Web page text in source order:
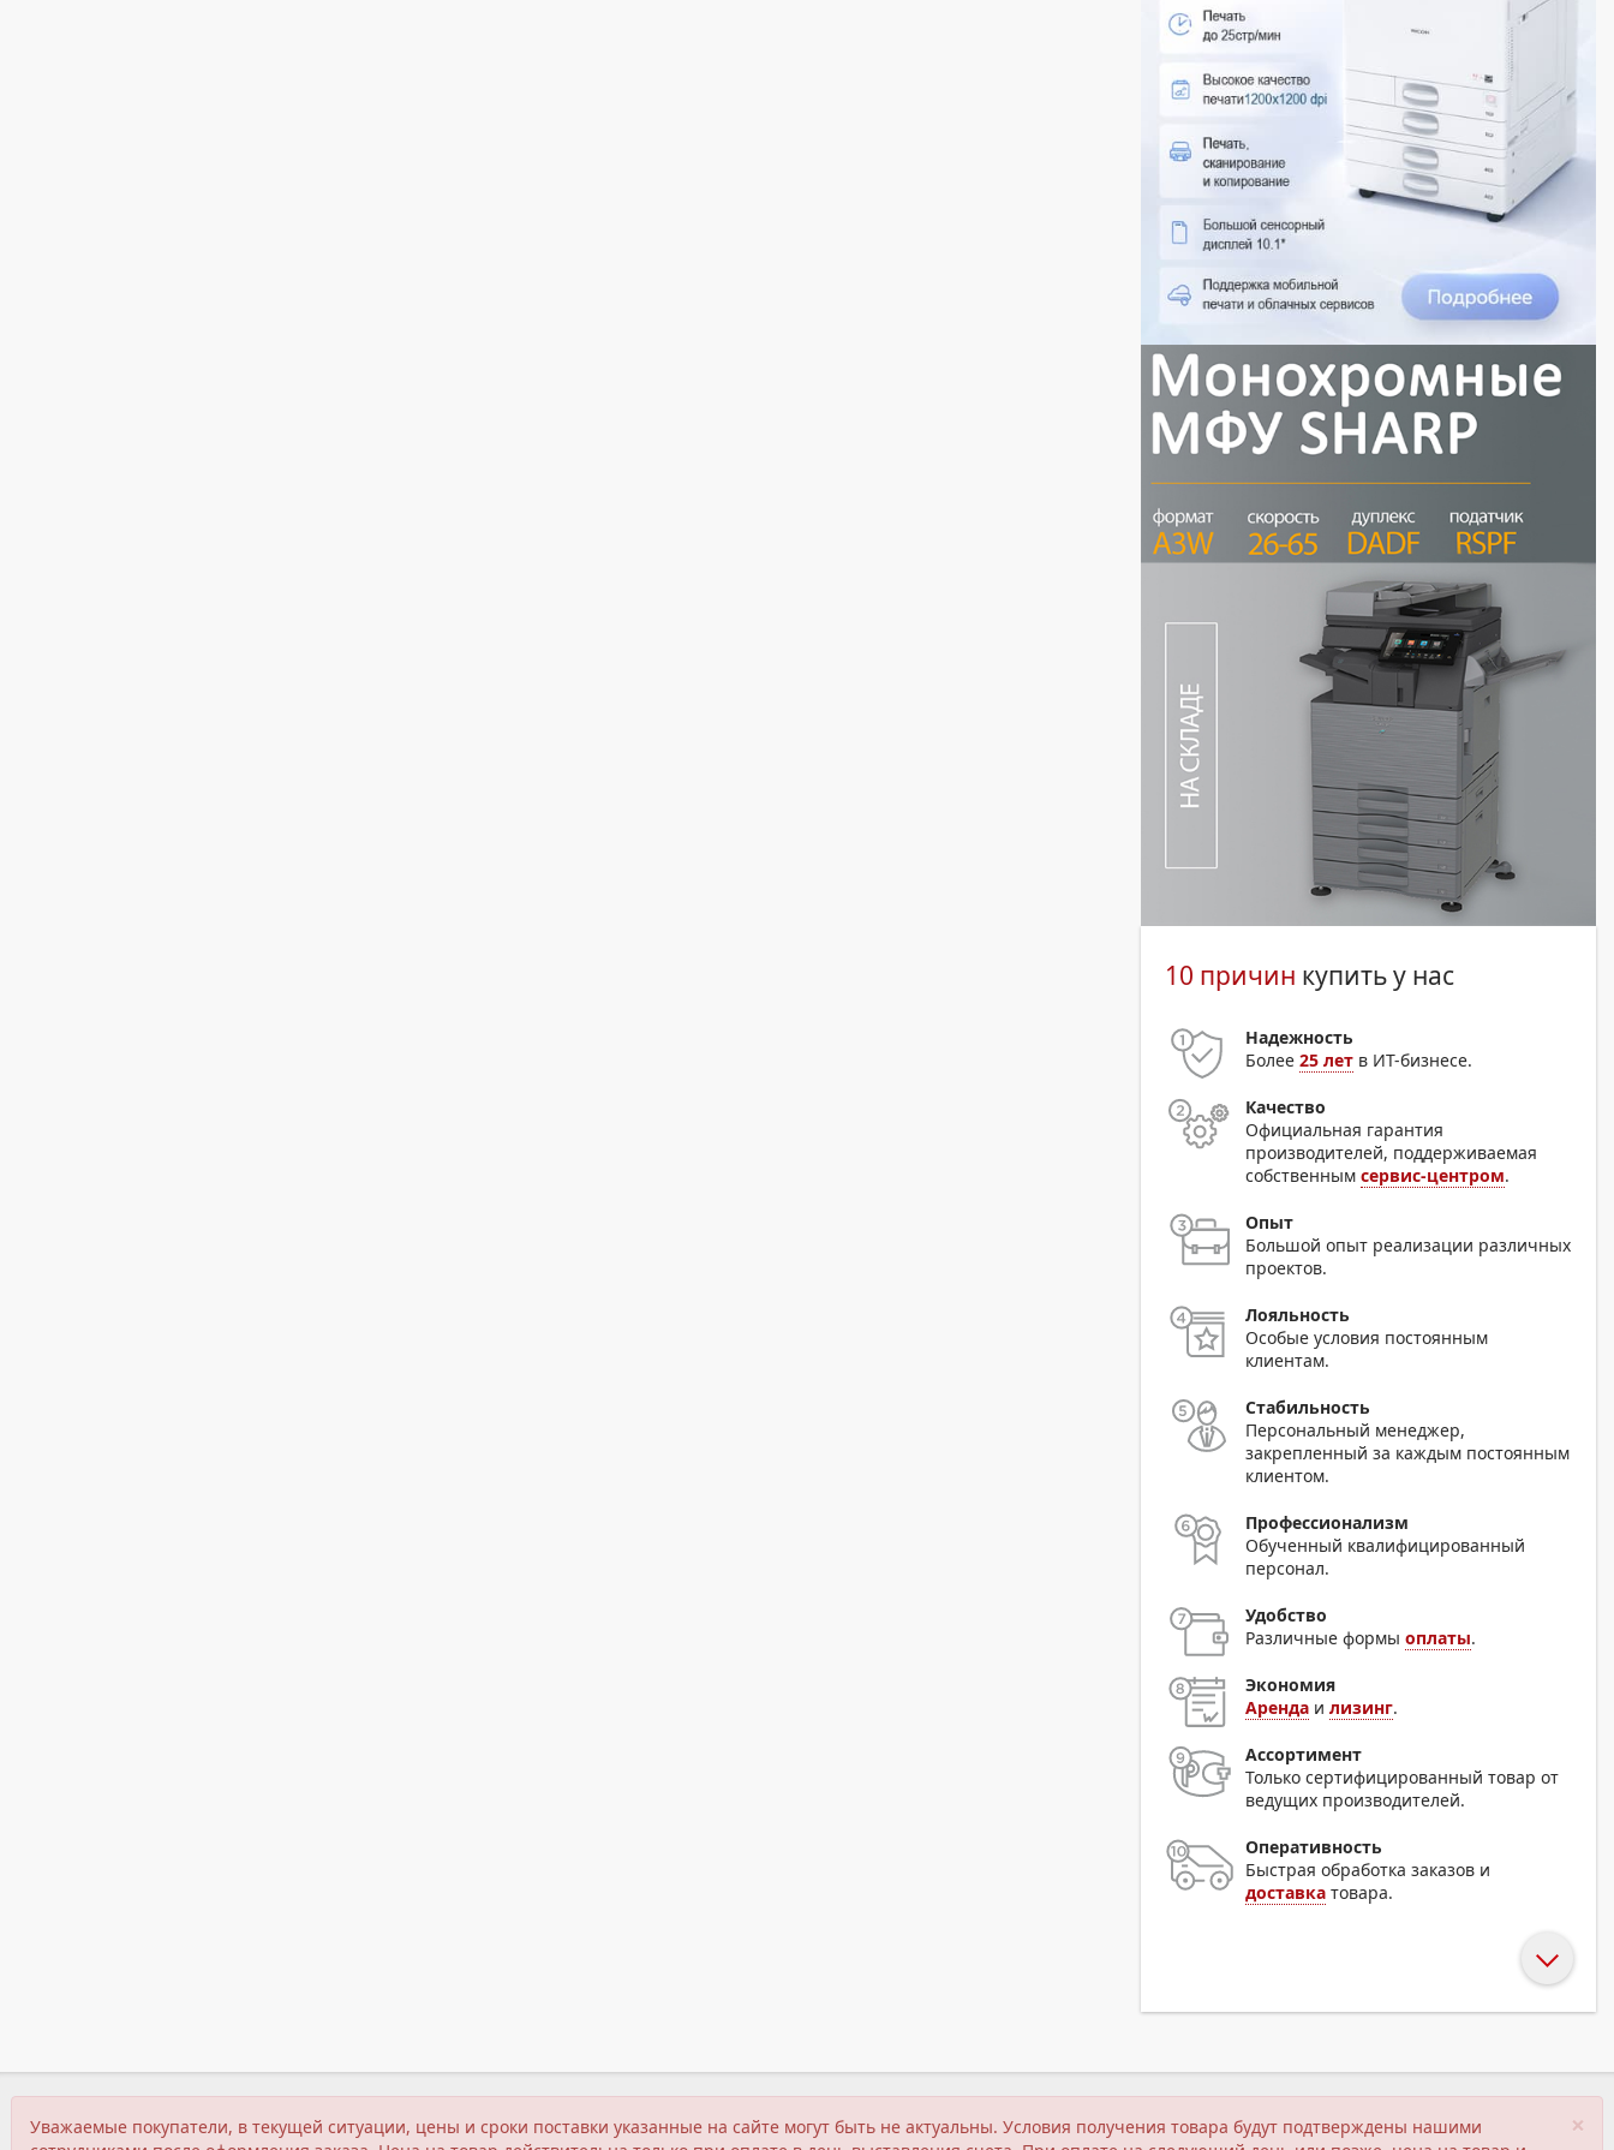
10 причин купить у нас
Надежность
Более25 лет в ИТ-бизнесе.
Качество
Официальная гарантия
производителей, поддерживаемая
собственнымсервис-центром.
Опыт
Большой опыт реализации различных
проектов.
Лояльность
Особые условия постоянным
клиентам.
Стабильность
Персональный менеджер,
закрепленный за каждым постоянным
клиентом.
Профессионализм
Обученный квалифицированный
персонал.
Удобство
Различные формыоплаты.
Экономия
Аренда илизинг.
Ассортимент
Только сертифицированный товар от
ведущих производителей.
Оперативность
Быстрая обработка заказов и
доставка товара.
×
Уважаемые покупатели, в текущей ситуации, цены и сроки поставки указанные на сайте могут быть не актуальны. Условия получения товара будут подтверждены нашими